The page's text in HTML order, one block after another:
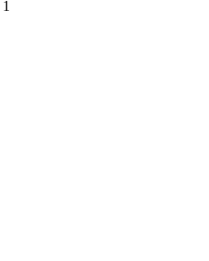
1